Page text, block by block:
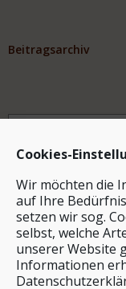
Cookies-
Wir möchten die
auf Ihre
setzen wir sog.
selbst, welche
unserer Website
Informationen
Beitragsarchiv
Archiv
Stichwortsuche